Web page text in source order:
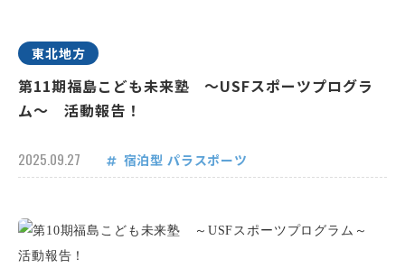
東北地方
第11期福島こども未来塾 ～USFスポーツプログラ
ム～ 活動報告！
2025.09.27 宿泊型 パラスポーツ